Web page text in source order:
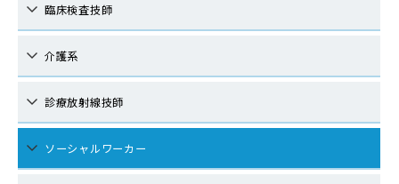
臨床検査技師
介護系
診療放射線技師
ソーシャルワーカー